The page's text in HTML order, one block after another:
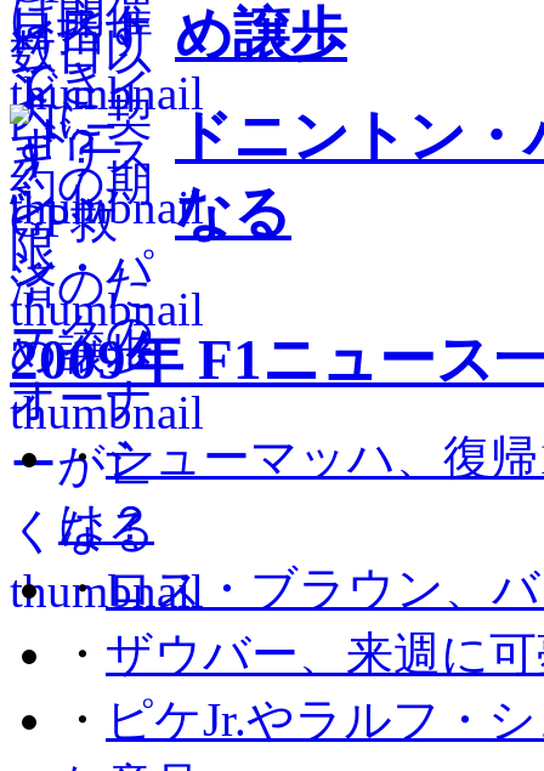
め譲歩
ドニントン
なる
2009年 F1ニュース
・シューマッハ、復
は？
・ロス・ブラウン、
・ ザウバー、来週に
・ ピケJr.やラルフ・